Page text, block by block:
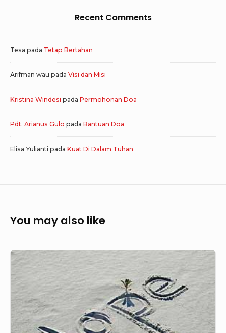
Recent Comments
Tesa pada Tetap Bertahan
Arifman wau pada Visi dan Misi
Kristina Windesi pada Permohonan Doa
Pdt. Arianus Gulo pada Bantuan Doa
Elisa Yulianti pada Kuat Di Dalam Tuhan
You may also like
Bersabar
dalam
Pengharapan